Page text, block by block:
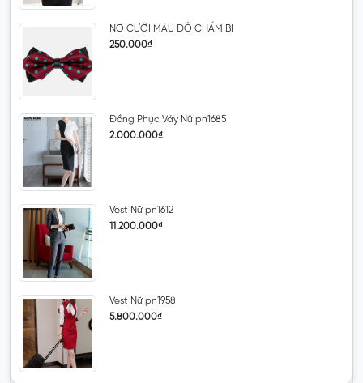
NƠ CƯỚI MÀU ĐỎ CHẤM BI
250.000₫
Đồng Phục Váy Nữ pn1685
2.000.000₫
Vest Nữ pn1612
11.200.000₫
Vest Nữ pn1958
5.800.000₫